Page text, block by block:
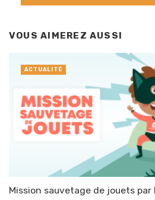
VOUS AIMEREZ AUSSI
Mission sauvetage de jouets par
ACTUALITÉ